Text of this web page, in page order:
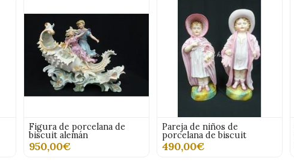
Figura de porcelana de
biscuit alemán
950,00€
Pareja de niños de
porcelana de biscuit
490,00€